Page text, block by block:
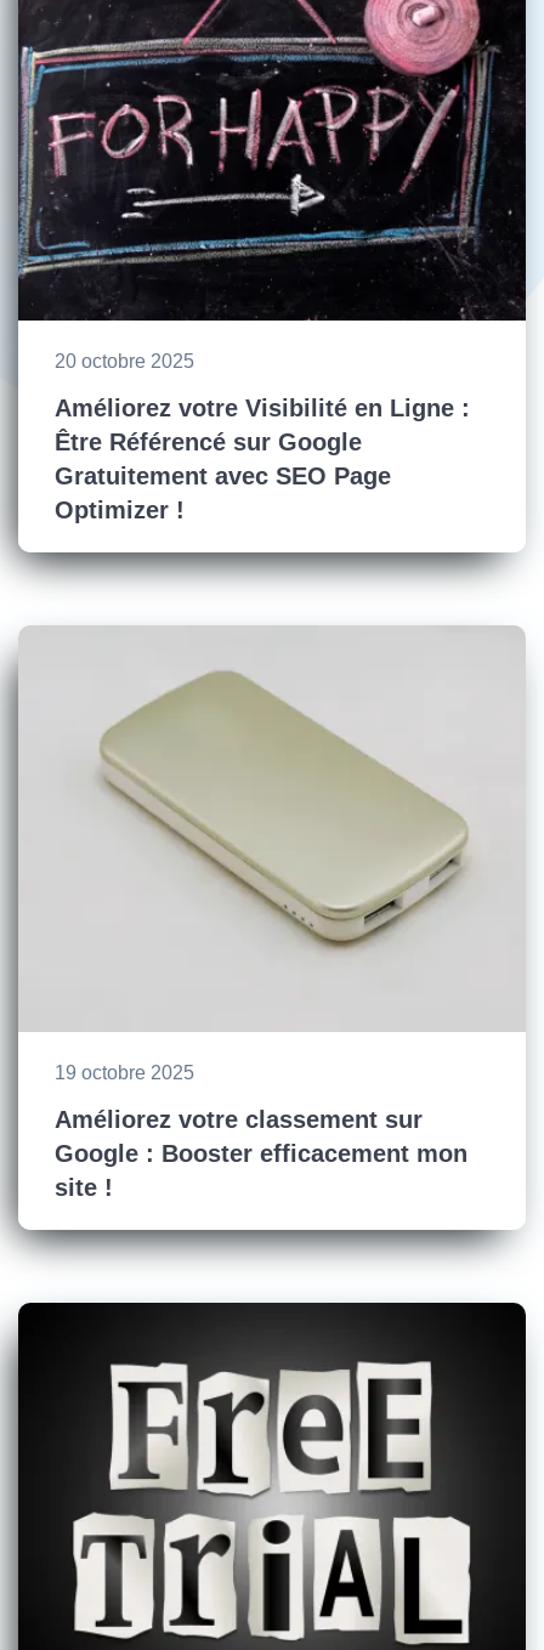
20 octobre 2025
Améliorez votre Visibilité en Ligne :
Être Référencé sur Google
Gratuitement avec SEO Page
Optimizer !
19 octobre 2025
Améliorez votre classement sur
Google : Booster efficacement mon
site !